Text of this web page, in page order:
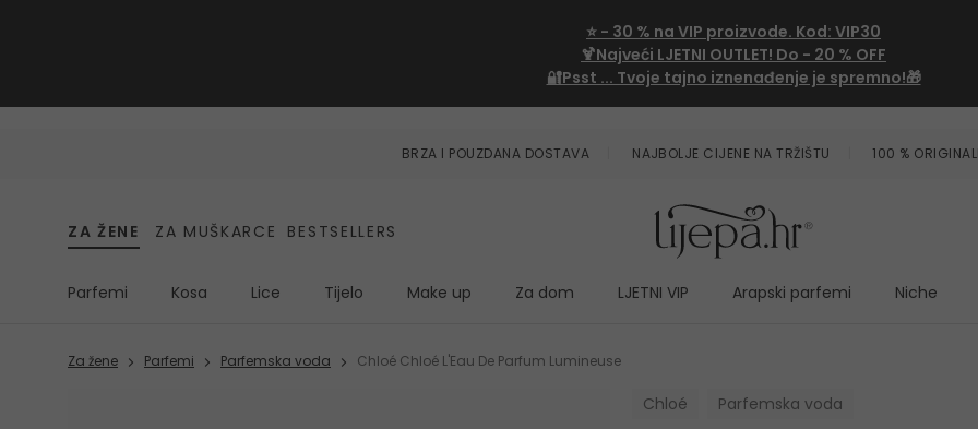
⭐ - 30 % na VIP proizvode. Kod: VIP30
🍹Najveći LJETNI OUTLET! Do - 20 % OFF
🔐Psst ... Tvoje tajno iznenađenje je spremno!🎁
BRZA I POUZDANA DOSTAVA NAJBOLJE CIJENE NA TRŽIŠTU 100 %
ZA ŽENE ZA MUŠKARCE BESTSELLERS
Parfemi Kosa Lice Tijelo Make up Za dom LJETNI VIP Arapski parfemi Niche
Za žene Parfemi Parfemska voda Chloé Chloé L'Eau De Parfum Lumineuse
Chloé Parfemska voda